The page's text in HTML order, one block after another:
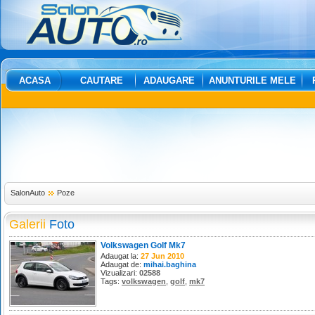
ACASA CAUTARE ADAUGARE ANUNTURILE MELE
SalonAuto Poze
Galerii Foto
Volkswagen Golf Mk7
Adaugat la: 27 Jun 2010
Adaugat de: mihai.baghina
Vizualizari: 02588
Tags: volkswagen golf mk7